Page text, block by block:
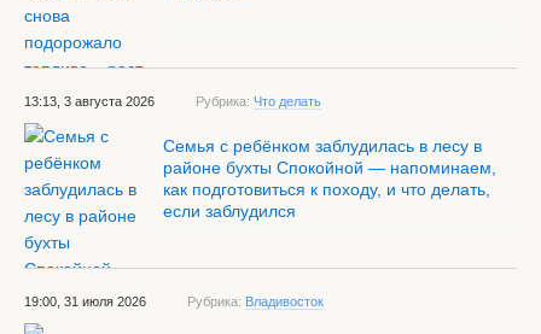
13:13, 3 августа 2026 Рубрика: Что делать
Семья с ребёнком заблудилась в лесу в
районе бухты Спокойной — напоминаем,
как подготовиться к походу, и что делать,
если заблудился
19:00, 31 июля 2026 Рубрика: Владивосток